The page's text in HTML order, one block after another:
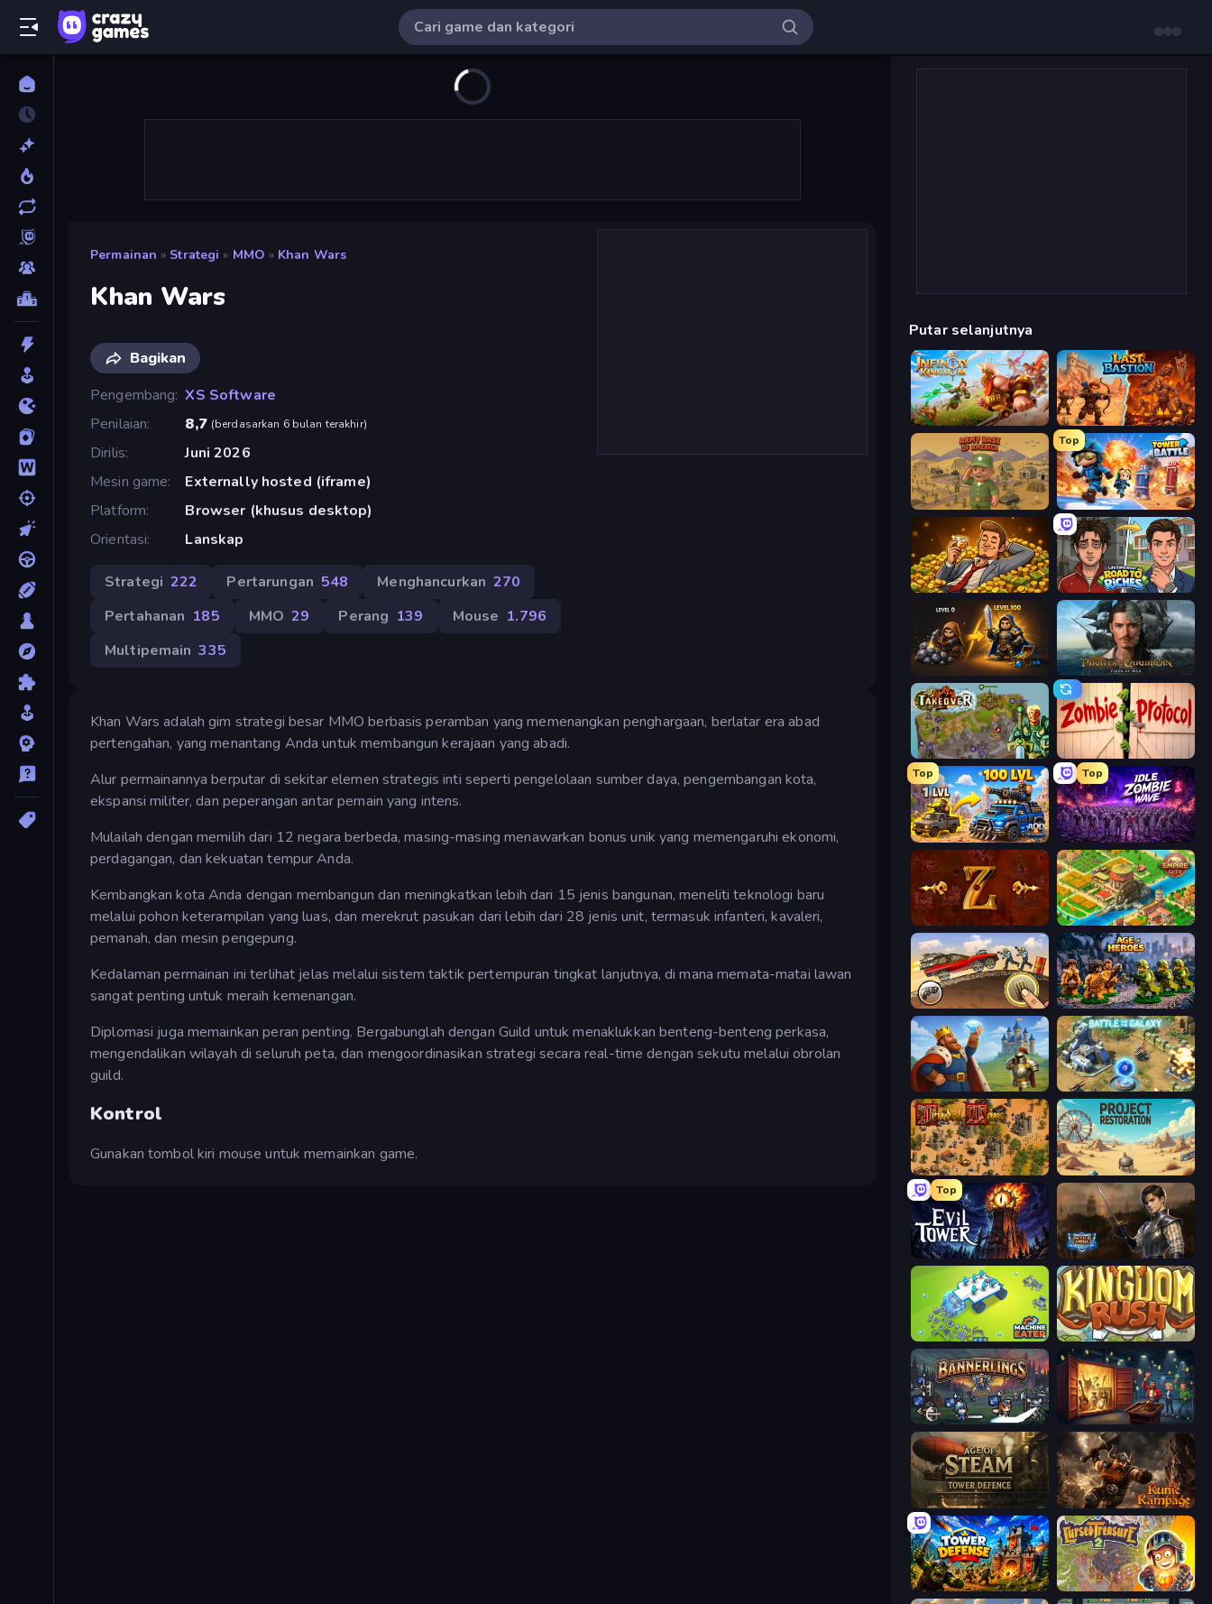
Permainan » Strategi » MMO » Khan Wars
Khan Wars
Bagikan
Pengembang XS Software
Penilaian
8,7 (berdasarkan 6 bulan terakhir)
Dirilis
Juni 2026
Mesin game
Externally hosted (iframe)
Platform
Browser (khusus desktop)
Orientasi
Lanskap
Strategi 222 Pertarungan 548 Menghancurkan 270
Pertahanan 185 MMO 29 Perang 139 Mouse 1.796
Multipemain 335
Khan Wars adalah gim strategi besar MMO berbasis peramban yang memenangkan penghargaan, berlatar era abad
pertengahan, yang menantang Anda untuk membangun kerajaan yang abadi.
Alur permainannya berputar di sekitar elemen strategis inti seperti pengelolaan sumber daya, pengembangan kota,
ekspansi militer, dan peperangan antar pemain yang intens.
Mulailah dengan memilih dari 12 negara berbeda, masing-masing menawarkan bonus unik yang memengaruhi ekonomi,
perdagangan, dan kekuatan tempur Anda.
Kembangkan kota Anda dengan membangun dan meningkatkan lebih dari 15 jenis bangunan, meneliti teknologi baru
melalui pohon keterampilan yang luas, dan merekrut pasukan dari lebih dari 28 jenis unit, termasuk infanteri, kavaleri,
pemanah, dan mesin pengepung.
Kedalaman permainan ini terlihat jelas melalui sistem taktik pertempuran tingkat lanjutnya, di mana memata-matai lawan
sangat penting untuk meraih kemenangan.
Diplomasi juga memainkan peran penting. Bergabunglah dengan Guild untuk menaklukkan benteng-benteng perkasa,
mengendalikan wilayah di seluruh peta, dan mengoordinasikan strategi secara real-time dengan sekutu melalui obrolan
guild.
Kontrol
Gunakan tombol kiri mouse untuk memainkan game.
Putar selanjutnya
Infinity Kingdom Last Bastion
Army Base Of America
Top
Tower Battle
Idle Billionaire Tycoon Life Simulator: Road to Riches
Gothic Story RPG
Takeover Zombie Protocol
Top
AOD - Art Of Defense
Top
Idle Zombie Wave: Survivors
Tzared Empire City
Earn to Die: Zombie Ride Age of Heroes
Idle Crafting Empire Tycoon Battle for the Galaxy
Feudal Wars Project Restoration
Top
Evil Tower Battle Arena
Machine Eater Kingdom Rush
Bannerlings Container Auction
Age of Steam Tower Defence Runic Rampage
Tower Defense Cursed Treasure 2